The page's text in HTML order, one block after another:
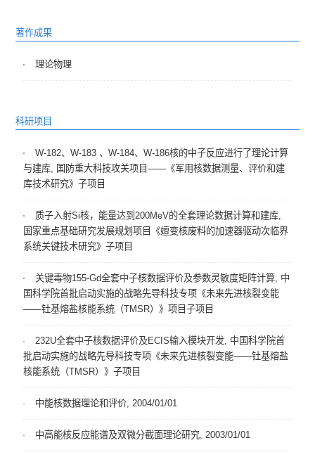
著作成果
理论物理
科研项目
W-182、W-183 、W-184、W-186核的中子反应进行了理论计算
与建库, 国防重大科技攻关项目——《军用核数据测量、评价和建
库技术研究》子项目
质子入射Si核，能量达到200MeV的全套理论数据计算和建库,
国家重点基础研究发展规划项目《嬗变核废料的加速器驱动次临界
系统关键技术研究》子项目
关键毒物155-Gd全套中子核数据评价及参数灵敏度矩阵计算, 中
国科学院首批启动实施的战略先导科技专项《未来先进核裂变能
——钍基熔盐核能系统（TMSR）》项目子项目
232U全套中子核数据评价及ECIS输入模块开发, 中国科学院首
批启动实施的战略先导科技专项《未来先进核裂变能——钍基熔盐
核能系统（TMSR）》子项目
中能核数据理论和评价, 2004/01/01
中高能核反应能谱及双微分截面理论研究, 2003/01/01